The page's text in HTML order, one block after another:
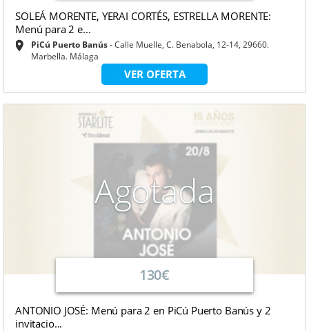
SOLEÁ MORENTE, YERAI CORTÉS, ESTRELLA MORENTE:
Menú para 2 e...
PiCú Puerto Banús Calle Muelle, C. Benabola, 12-14, 29660.
Marbella. Málaga
VER OFERTA
Agotada
130€
ANTONIO JOSÉ: Menú para 2 en PiCú Puerto Banús y 2
invitacio...